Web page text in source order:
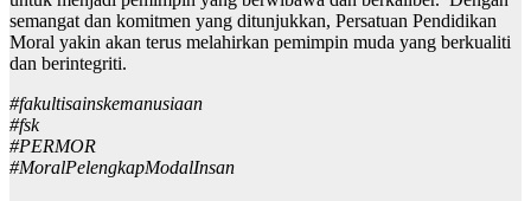
semangat dan komitmen yang ditunjukkan, Persatuan Pendidikan
Moral yakin akan terus melahirkan pemimpin muda yang berkualiti
dan berintegriti.
#fakultisainskemanusiaan
#fsk
#PERMOR
#MoralPelengkapModalInsan